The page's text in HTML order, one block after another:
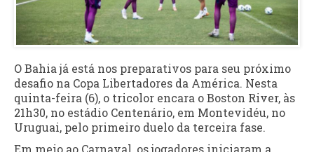
O Bahia já está nos preparativos para seu próximo
desafio na Copa Libertadores da América. Nesta
quinta-feira (6), o tricolor encara o Boston River, às
21h30, no estádio Centenário, em Montevidéu, no
Uruguai, pelo primeiro duelo da terceira fase.
Em meio ao Carnaval, os jogadores iniciaram a